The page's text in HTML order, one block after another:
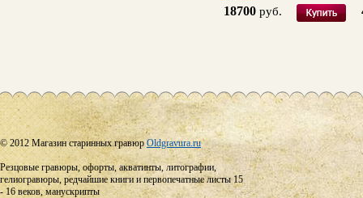
18700 руб.
© 2012 Магазин старинных гравюрOldgravura.ru
Резцовые гравюры, офорты, акватинты, литографии,
гелиогравюры, редчайшие книги и первопечатные листы 15
- 16 веков, манускрипты